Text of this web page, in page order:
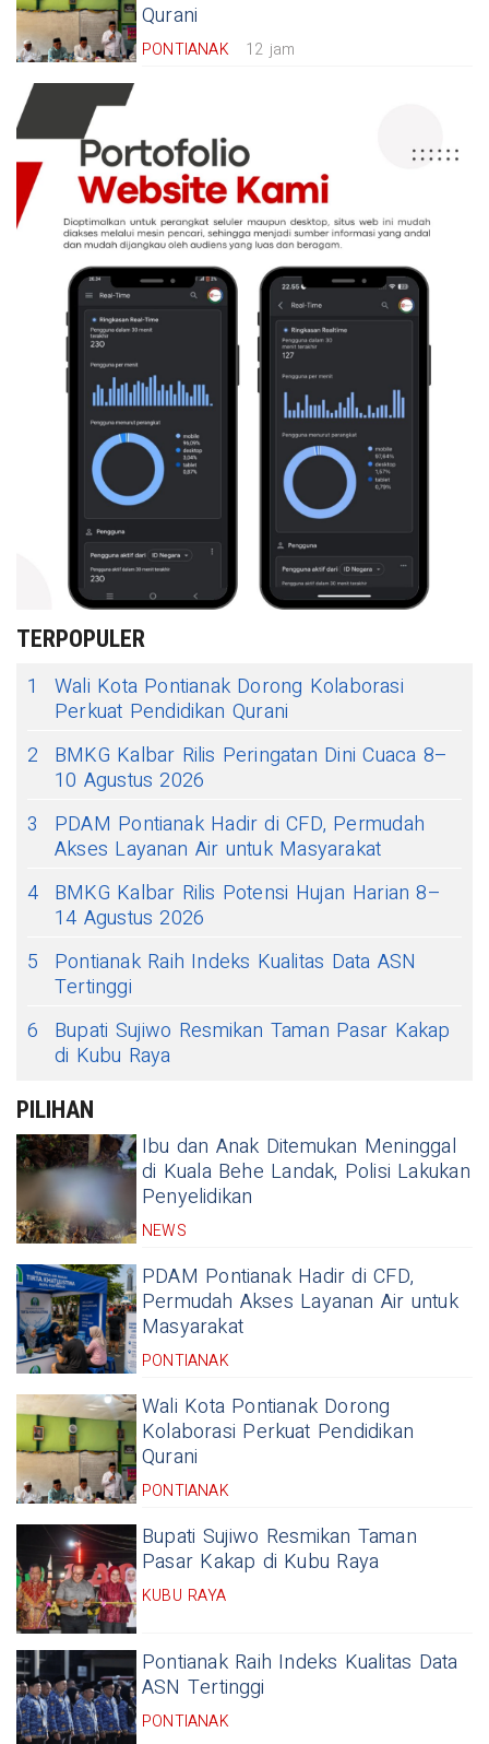
Qurani
PONTIANAK 12 jam
TERPOPULER
1
Wali Kota Pontianak Dorong Kolaborasi
Perkuat Pendidikan Qurani
2
BMKG Kalbar Rilis Peringatan Dini Cuaca 8–
10 Agustus 2026
3
PDAM Pontianak Hadir di CFD, Permudah
Akses Layanan Air untuk Masyarakat
4 BMKG Kalbar Rilis Potensi Hujan Harian 8–
14 Agustus 2026
5
Pontianak Raih Indeks Kualitas Data ASN
Tertinggi
6
Bupati Sujiwo Resmikan Taman Pasar Kakap
di Kubu Raya
PILIHAN
Ibu dan Anak Ditemukan Meninggal
di Kuala Behe Landak, Polisi Lakukan
Penyelidikan
NEWS
PDAM Pontianak Hadir di CFD,
Permudah Akses Layanan Air untuk
Masyarakat
PONTIANAK
Wali Kota Pontianak Dorong
Kolaborasi Perkuat Pendidikan
Qurani
PONTIANAK
Bupati Sujiwo Resmikan Taman
Pasar Kakap di Kubu Raya
KUBU RAYA
Pontianak Raih Indeks Kualitas Data
ASN Tertinggi
PONTIANAK